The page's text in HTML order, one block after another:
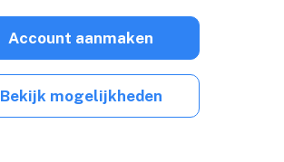
Account aanmaken
Bekijk mogelijkheden